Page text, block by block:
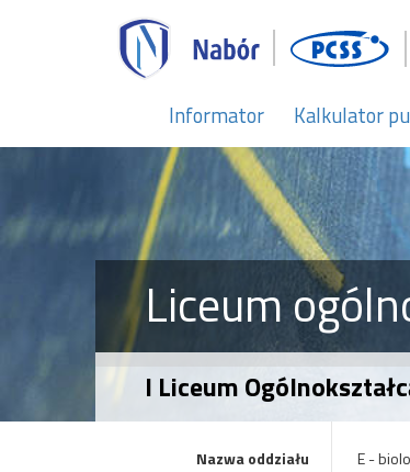
Informator Kalkulator
Liceum
I Liceum
Nazwa oddziału E -